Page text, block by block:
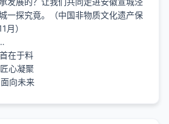
一探究竟。（中国非物质文化遗产保
月）
在于料
心凝聚
向未来